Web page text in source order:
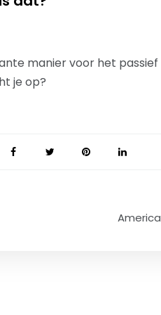
manier voor het
je op?